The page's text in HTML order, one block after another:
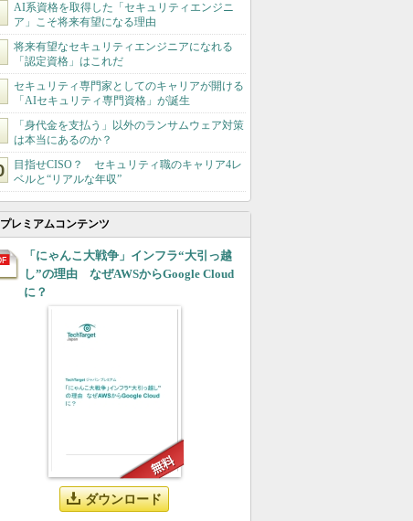
AI系資格を取得した「セキュリティエンジニ
ア」こそ将来有望になる理由
将来有望なセキュリティエンジニアになれる
「認定資格」はこれだ
セキュリティ専門家としてのキャリアが開ける
「AIセキュリティ専門資格」が誕生
「身代金を支払う」以外のランサムウェア対策
は本当にあるのか？
目指せCISO？ セキュリティ職のキャリア4レ
ベルと“リアルな年収”
プレミアムコンテンツ
「にゃんこ大戦争」インフラ“大引っ越
し”の理由 なぜAWSからGoogle Cloud
に？
ダウンロード